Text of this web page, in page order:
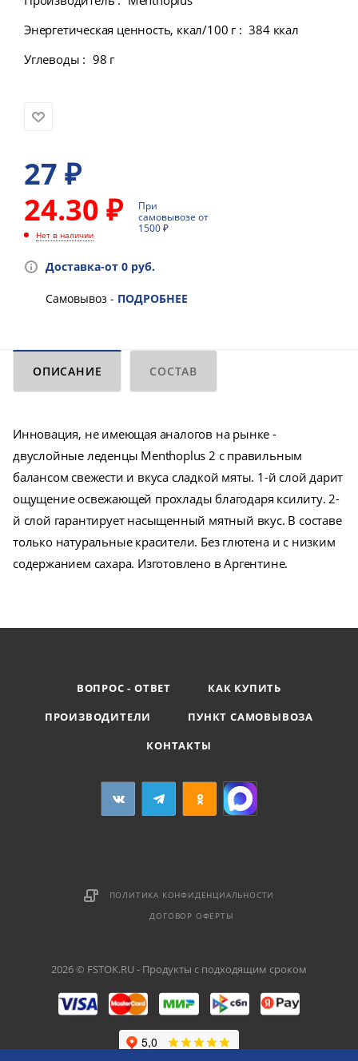
Энергетическая ценность, ккал/100 г : 384 ккал
Углеводы : 98 г
27 ₽
24.30 ₽
При
самовывозе от
1500 ₽
Нет в наличии
Доставка-от 0 руб.
Самовывоз - ПОДРОБНЕЕ
ОПИСАНИЕ СОСТАВ
Инновация, не имеющая аналогов на рынке -
двуслойные леденцы Menthoplus 2 с правильным
балансом свежести и вкуса сладкой мяты. 1-й слой дарит
ощущение освежающей прохлады благодаря ксилиту. 2-
й слой гарантирует насыщенный мятный вкус. В составе
только натуральные красители. Без глютена и с низким
содержанием сахара. Изготовлено в Аргентине.
ВОПРОС - ОТВЕТ
КАК КУПИТЬ
ПРОИЗВОДИТЕЛИ
ПУНКТ САМОВЫВОЗА
КОНТАКТЫ
ПОЛИТИКА КОНФИДЕНЦИАЛЬНОСТИ
ДОГОВОР ОФЕРТЫ
2026 © FSTOK.RU - Продукты с подходящим сроком